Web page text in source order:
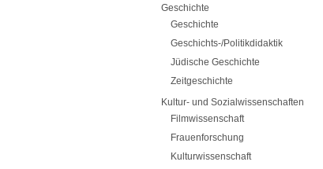
Geschichte
Geschichte
Geschichts-/Politikdidaktik
Jüdische Geschichte
Zeitgeschichte
Kultur- und Sozialwissenschaften
Filmwissenschaft
Frauenforschung
Kulturwissenschaft